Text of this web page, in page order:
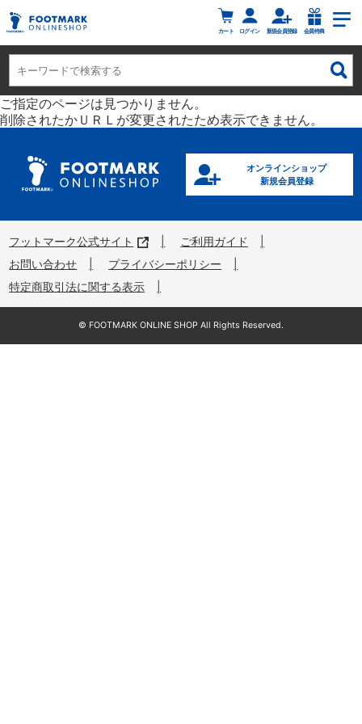
カート ログイン 新規会員登録 会員特典
ご指定のページは見つかりません。
削除されたかＵＲＬが変更されたため表示できません。
オンラインショップ
新規会員登録
フットマーク公式サイト
ご利用ガイド
お問い合わせ
プライバシーポリシー
特定商取引法に関する表示
©︎ FOOTMARK ONLINE SHOP All Rights Reserved.